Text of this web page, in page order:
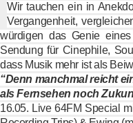
Wir tauchen ein in
Vergangenheit,
würdigen das Genie
Sendung für Cinephile,
dass Musik mehr ist als
“Denn manchmal reicht
als Fernsehen noch
16.05. Live 64FM Special